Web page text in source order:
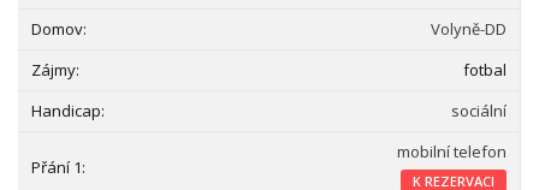
Volyně-DD
fotbal
sociální
mobilní telefon
K REZERVACI